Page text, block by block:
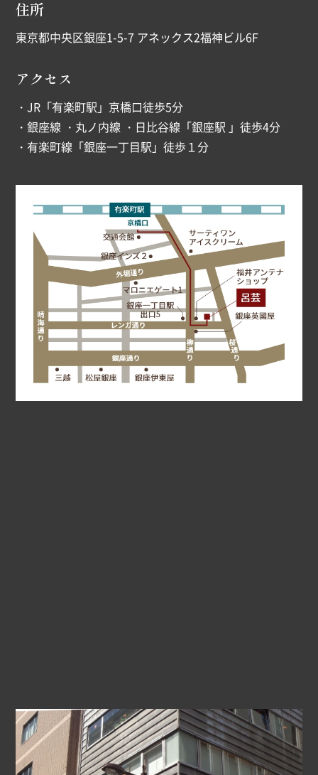
住所
東京都中央区銀座1-5-7 アネックス2福神ビル6F
アクセス
・JR「有楽町駅」京橋口徒歩5分
・銀座線 ・丸ノ内線 ・日比谷線「銀座駅 」徒歩4分
・有楽町線「銀座一丁目駅」徒歩１分